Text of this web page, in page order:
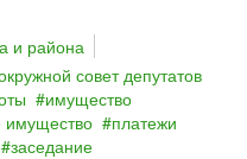
и района
совет депутатов
имущество
платежи
заседание